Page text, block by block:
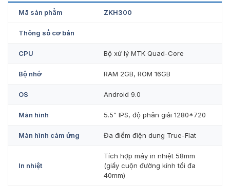
Máy bán hàng POS cầm tay ZKTeco ZKH300 có màn hình sắc
nét với độ phân giải rất cao
Mã sản phẩm ZKH300
Thông số cơ bản
CPU Bộ xử lý MTK Quad-Core
Bộ nhớ RAM 2GB, ROM 16GB
OS Android 9.0
Màn hình 5.5” IPS, độ phân giải 1280*720
Màn hình cảm ứng Đa điểm điện dung True-Flat
In nhiệt
Tích hợp máy in nhiệt 58mm
(giấy cuộn đường kính tối đa
40mm)